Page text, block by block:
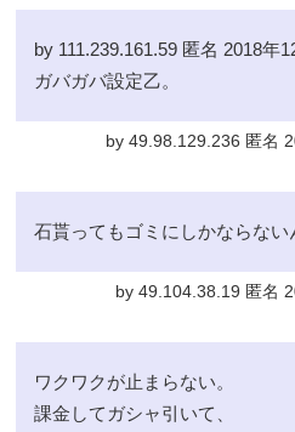
by 111.239.161.59 匿名 2018年
ガバガバ設定乙。
by 49.98.129.236 匿名
石貰ってもゴミにしかならない
by 49.104.38.19 匿名
ワクワクが止まらない。
課金してガシャ引いて、